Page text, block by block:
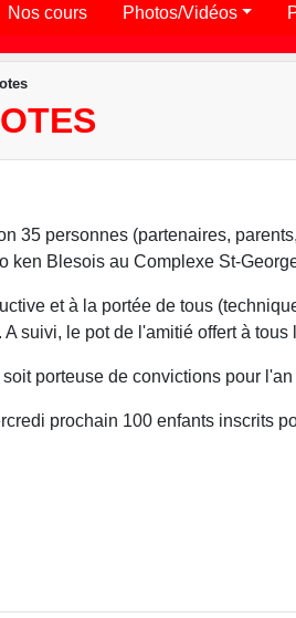
Nos cours Photos/Vidéos
35 personnes (partenaires,
ken Blesois au Complexe St-
et à la portée de tous
suivi, le pot de l'amitié offert à tous
porteuse de convictions pour
prochain 100 enfants inscrits